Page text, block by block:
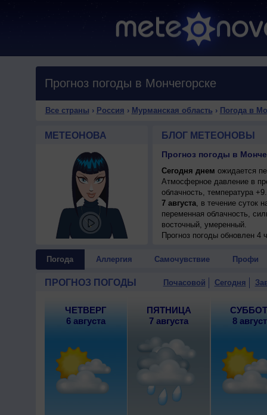
Прогноз погоды в Мончегорске
Все страны › Россия › Мурманская область › Погода в
МЕТЕОНОВА БЛОГ МЕТЕОНОВЫ
Прогноз погоды в
Сегодня днем ожидается
Атмосферное давление в
облачность, температура
7 августа, в течение суток
переменная облачность,
восточный, умеренный.
7 августа, ожидается
8 августа, в течение суток
9 августа
, ожидается
ветер южный, умеренный.
Прогноз погоды обновлен 4
Погода Аллергия Самочувствие Профи
ПРОГНОЗ ПОГОДЫ Почасовой Сегодня
ЧЕТВЕРГ
6 августа
ПЯТНИЦА
7 августа
8